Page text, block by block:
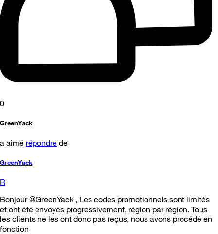
0
GreenYack
a aimé répondre de
GreenYack
R
Bonjour @GreenYack , Les codes promotionnels sont limités
et ont été envoyés progressivement, région par région. Tous
les clients ne les ont donc pas reçus, nous avons procédé en
fonction